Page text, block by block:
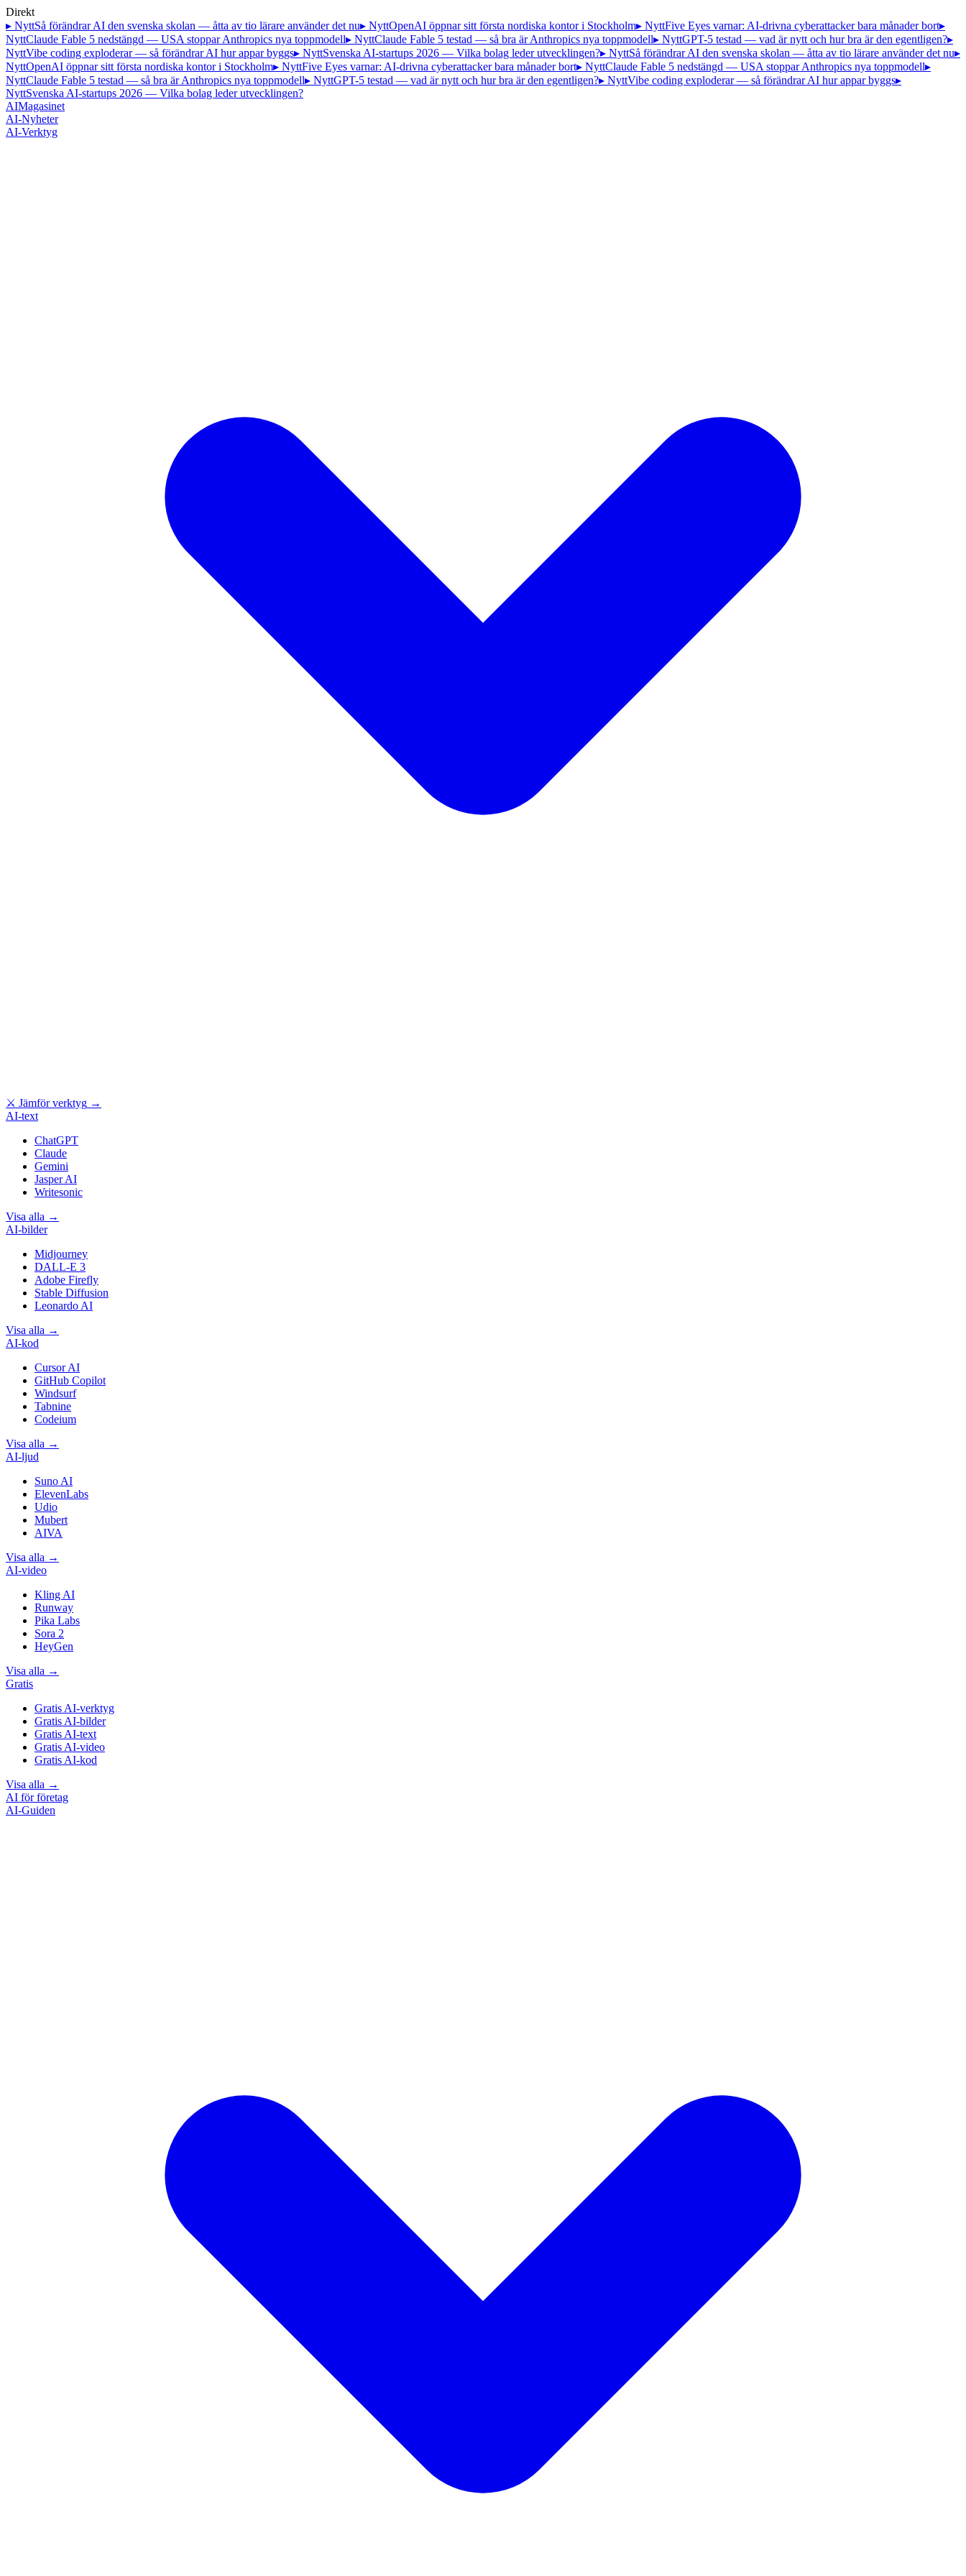
Direkt
▸ NyttSå förändrar AI den svenska skolan — åtta av tio lärare använder det nu▸ NyttOpenAI öppnar sitt första nordiska kontor i Stockholm▸ NyttFive Eyes varnar: AI-drivna cyberattacker bara månader bort▸
NyttClaude Fable 5 nedstängd — USA stoppar Anthropics nya toppmodell▸ NyttClaude Fable 5 testad — så bra är Anthropics nya toppmodell▸ NyttGPT-5 testad — vad är nytt och hur bra är den egentligen?▸
NyttVibe coding exploderar — så förändrar AI hur appar byggs▸ NyttSvenska AI-startups 2026 — Vilka bolag leder utvecklingen?▸ NyttSå förändrar AI den svenska skolan — åtta av tio lärare använder det nu▸
NyttOpenAI öppnar sitt första nordiska kontor i Stockholm▸ NyttFive Eyes varnar: AI-drivna cyberattacker bara månader bort▸ NyttClaude Fable 5 nedstängd — USA stoppar Anthropics nya toppmodell▸
NyttClaude Fable 5 testad — så bra är Anthropics nya toppmodell▸ NyttGPT-5 testad — vad är nytt och hur bra är den egentligen?▸ NyttVibe coding exploderar — så förändrar AI hur appar byggs▸
NyttSvenska AI-startups 2026 — Vilka bolag leder utvecklingen?
AIMagasinet
AI-Nyheter
AI-Verktyg
⚔ Jämför verktyg →
AI-text
ChatGPT
Claude
Gemini
Jasper AI
Writesonic
Visa alla →
AI-bilder
Midjourney
DALL-E 3
Adobe Firefly
Stable Diffusion
Leonardo AI
Visa alla →
AI-kod
Cursor AI
GitHub Copilot
Windsurf
Tabnine
Codeium
Visa alla →
AI-ljud
Suno AI
ElevenLabs
Udio
Mubert
AIVA
Visa alla →
AI-video
Kling AI
Runway
Pika Labs
Sora 2
HeyGen
Visa alla →
Gratis
Gratis AI-verktyg
Gratis AI-bilder
Gratis AI-text
Gratis AI-video
Gratis AI-kod
Visa alla →
AI för företag
AI-Guiden